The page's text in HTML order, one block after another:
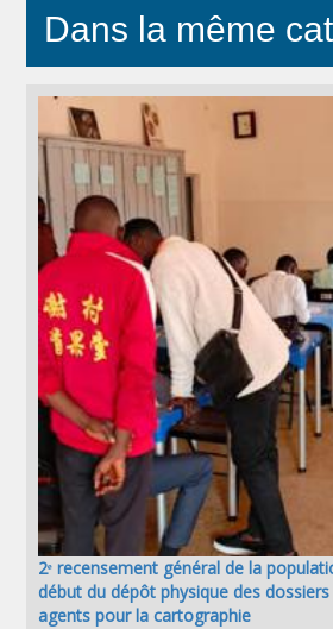
Dans la même
2ᵉ recensement général de la
début du dépôt physique des
agents pour la cartographie